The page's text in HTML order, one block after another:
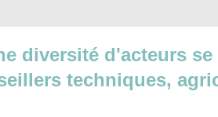
diversité d'acteurs
techniques,